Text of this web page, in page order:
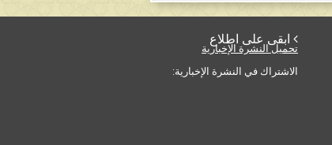
 ابقى على اطلاع
تحميل النشرة الإخبارية
الاشتراك في النشرة الإخبارية: